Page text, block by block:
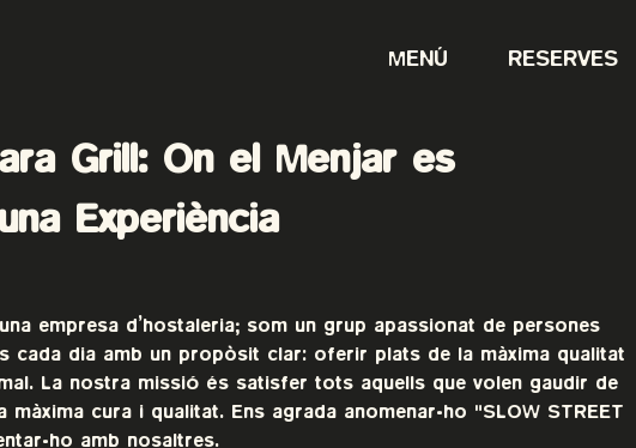
MENÚ RESERVES
Grill: On el Menjar es
Experiència
empresa d’hostaleria; som un grup apassionat de persones
cada dia amb un propòsit clar: oferir plats de la màxima qualitat
La nostra missió és satisfer tots aquells que volen gaudir de
cura i qualitat. Ens agrada anomenar-ho "SLOW STREET
ho amb nosaltres.